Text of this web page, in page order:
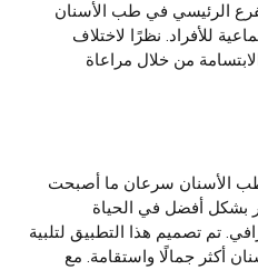
الرئيسي في طب الأسنان
للأفراد. نظرًا لاختلاف
من خلال مراعاة
الأسنان سرعان ما أصبحت
بشكل أفضل في الحياة
تم تصميم هذا التطبيق لتلبية
أكثر جمالًا واستقامة. مع